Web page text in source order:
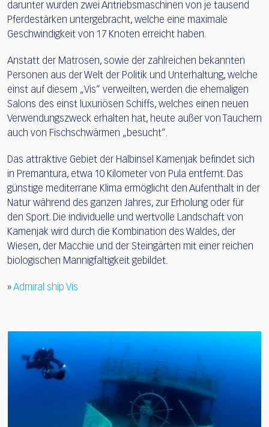
darunter wurden zwei Antriebsmaschinen von je tausend
Pferdestärken untergebracht, welche eine maximale
Geschwindigkeit von 17 Knoten erreicht haben.
Anstatt der Matrosen, sowie der zahlreichen bekannten
Personen aus der Welt der Politik und Unterhaltung, welche
einst auf diesem „Vis“ verweilten, werden die ehemaligen
Salons des einst luxuriösen Schiffs, welches einen neuen
Verwendungszweck erhalten hat, heute außer von Tauchern
auch von Fischschwärmen „besucht“.
Das attraktive Gebiet der Halbinsel Kamenjak befindet sich
in Premantura, etwa 10 Kilometer von Pula entfernt. Das
günstige mediterrane Klima ermöglicht den Aufenthalt in der
Natur während des ganzen Jahres, zur Erholung oder für
den Sport. Die individuelle und wertvolle Landschaft von
Kamenjak wird durch die Kombination des Waldes, der
Wiesen, der Macchie und der Steingärten mit einer reichen
biologischen Mannigfaltigkeit gebildet.
»Admiral ship Vis